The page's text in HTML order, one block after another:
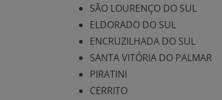
SÃO LOURENÇO DO SUL
ELDORADO DO SUL
ENCRUZILHADA DO SUL
SANTA VITÓRIA DO PALMAR
PIRATINI
CERRITO